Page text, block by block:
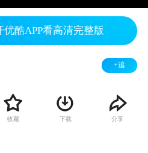
酷APP看高清完整版
+追
收藏 下载 分享